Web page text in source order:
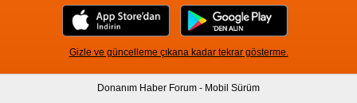
Gizle ve güncelleme çıkana kadar tekrar gösterme.
Donanım Haber Forum - Mobil Sürüm